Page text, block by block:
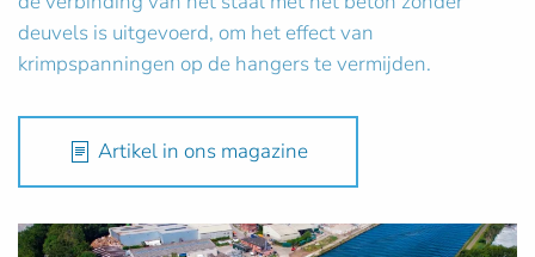
deuvels is uitgevoerd, om het effect van
krimpspanningen op de hangers te vermijden.
Artikel in ons magazine